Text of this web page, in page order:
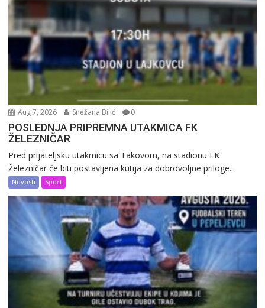
Aug 7, 2026 Snežana Bilić 0
POSLEDNJA PRIPREMNA UTAKMICA FK
ŽELEZNIČAR
Pred prijateljsku utakmicu sa Takovom, na stadionu FK
Železničar će biti postavljena kutija za dobrovoljne priloge...
Novosti Sport